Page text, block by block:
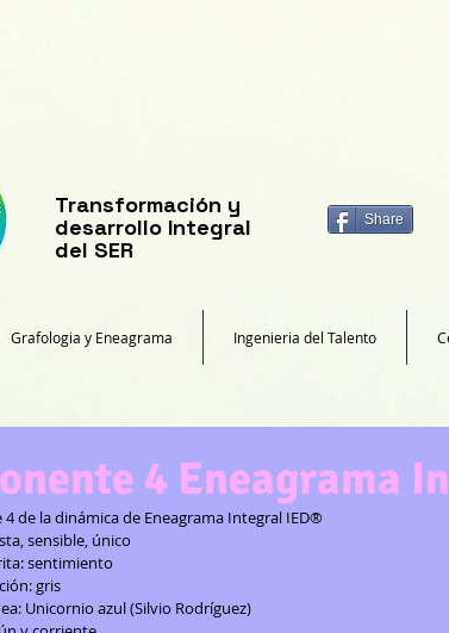
​Transformación y
desarrollo Integral
del SER
Share
Grafologia y Eneagrama Ingenieria del Talento
4 Eneagrama
de la dinámica de Eneagrama Integral IED®
sensible, único
sentimiento
gris
Unicornio azul (Silvio Rodríguez)